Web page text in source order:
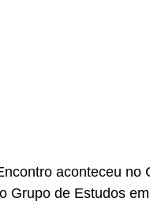
aconteceu no
Grupo de Estudos